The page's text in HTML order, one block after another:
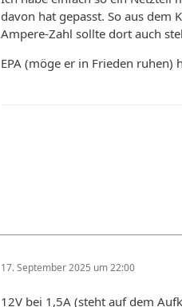
davon hat gepasst. So aus dem
Ampere-Zahl sollte dort auch
EPA (möge er in Frieden
17. September 2025 um 22:00
12V bei 1,5A (steht auf dem